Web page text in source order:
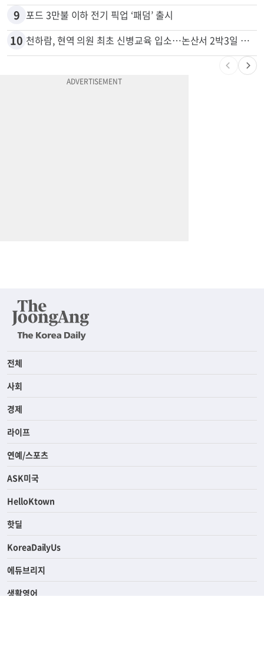
9 포드 3만불 이하 전기 픽업 ‘패덤’ 출시
10 천하람, 현역 의원 최초 신병교육 입소…논산서 2박3일 생활
전체
사회
경제
라이프
연예/스포츠
ASK미국
HelloKtown
핫딜
KoreaDailyUs
에듀브리지
생활영어